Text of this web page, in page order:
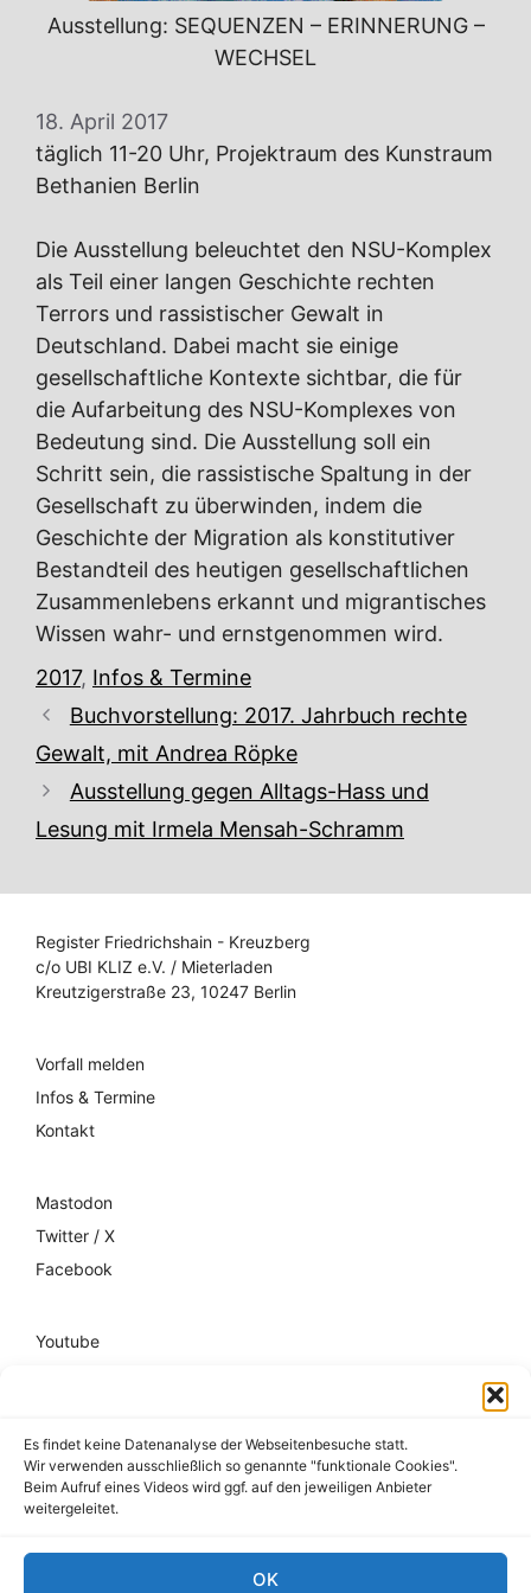
Es findet keine Datenanalyse der Webseitenbesuche statt.
Wir verwenden ausschließlich so genannte "funktionale Cookies".
Beim Aufruf eines Videos wird ggf. auf den jeweiligen Anbieter
weitergeleitet.
OK
Ausstellung: SEQUENZEN – ERINNERUNG –
WECHSEL
18. April 2017
täglich 11-20 Uhr, Projektraum des Kunstraum
Bethanien Berlin
Die Ausstellung beleuchtet den NSU-Komplex
als Teil einer langen Geschichte rechten
Terrors und rassistischer Gewalt in
Deutschland. Dabei macht sie einige
gesellschaftliche Kontexte sichtbar, die für
die Aufarbeitung des NSU-Komplexes von
Bedeutung sind. Die Ausstellung soll ein
Schritt sein, die rassistische Spaltung in der
Gesellschaft zu überwinden, indem die
Geschichte der Migration als konstitutiver
Bestandteil des heutigen gesellschaftlichen
Zusammenlebens erkannt und migrantisches
Wissen wahr- und ernstgenommen wird.
Kategorien
2017, Infos & Termine
Buchvorstellung: 2017. Jahrbuch rechte
Gewalt, mit Andrea Röpke
Ausstellung gegen Alltags-Hass und
Lesung mit Irmela Mensah-Schramm
Register Friedrichshain - Kreuzberg
c/o UBI KLIZ e.V. / Mieterladen
Kreutzigerstraße 23, 10247 Berlin
Vorfall melden
Infos & Termine
Kontakt
Mastodon
Twitter / X
Facebook
Youtube
Impressum
Datenschutz